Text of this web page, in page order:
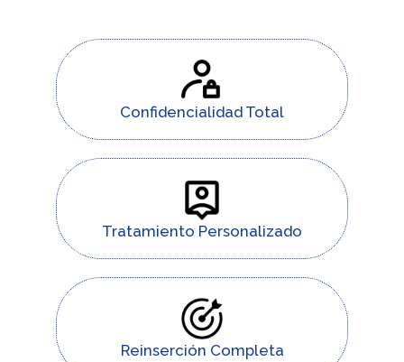
Confidencialidad Total
Tratamiento Personalizado
Reinserción Completa